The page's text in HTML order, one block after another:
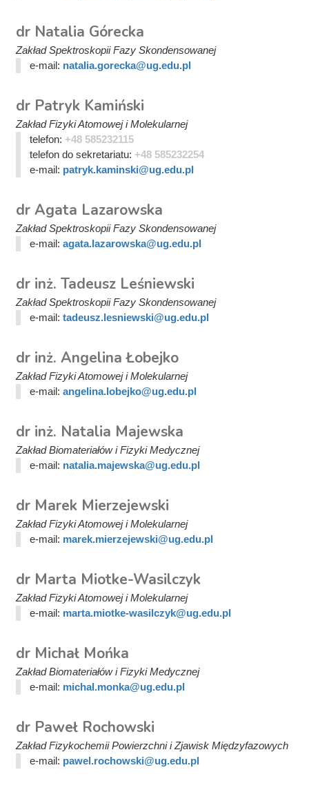
dr Natalia Górecka
Zakład Spektroskopii Fazy Skondensowanej
e-mail: natalia.gorecka@ug.edu.pl
dr Patryk Kamiński
Zakład Fizyki Atomowej i Molekularnej
telefon: +48 585232115
telefon do sekretariatu: +48 585232254
e-mail: patryk.kaminski@ug.edu.pl
dr Agata Lazarowska
Zakład Spektroskopii Fazy Skondensowanej
e-mail: agata.lazarowska@ug.edu.pl
dr inż. Tadeusz Leśniewski
Zakład Spektroskopii Fazy Skondensowanej
e-mail: tadeusz.lesniewski@ug.edu.pl
dr inż. Angelina Łobejko
Zakład Fizyki Atomowej i Molekularnej
e-mail: angelina.lobejko@ug.edu.pl
dr inż. Natalia Majewska
Zakład Biomateriałów i Fizyki Medycznej
e-mail: natalia.majewska@ug.edu.pl
dr Marek Mierzejewski
Zakład Fizyki Atomowej i Molekularnej
e-mail: marek.mierzejewski@ug.edu.pl
dr Marta Miotke-Wasilczyk
Zakład Fizyki Atomowej i Molekularnej
e-mail: marta.miotke-wasilczyk@ug.edu.pl
dr Michał Mońka
Zakład Biomateriałów i Fizyki Medycznej
e-mail: michal.monka@ug.edu.pl
dr Paweł Rochowski
Zakład Fizykochemii Powierzchni i Zjawisk Międzyfazowych
e-mail: pawel.rochowski@ug.edu.pl